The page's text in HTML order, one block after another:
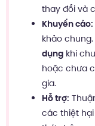
thay đổi và
Khuyến cáo:
khảo chung.
dụng khi
hoặc chưa
gia.
Hỗ trợ:
các thiệt